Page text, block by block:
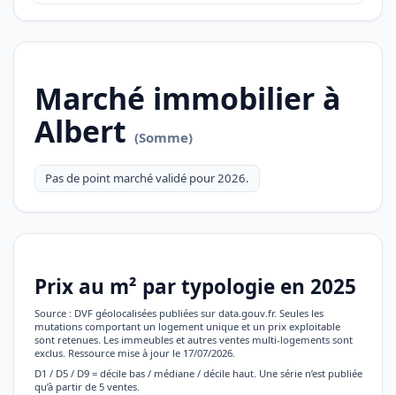
Marché immobilier à
Albert (Somme)
Pas de point marché validé pour 2026.
Prix au m² par typologie en 2025
Source : DVF géolocalisées publiées sur data.gouv.fr. Seules les
mutations comportant un logement unique et un prix exploitable
sont retenues. Les immeubles et autres ventes multi-logements sont
exclus. Ressource mise à jour le 17/07/2026.
D1 / D5 / D9 = décile bas / médiane / décile haut. Une série n’est publiée
qu’à partir de 5 ventes.